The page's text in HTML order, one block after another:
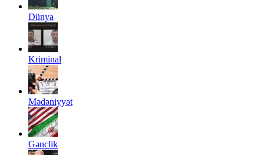
Dünya
Kriminal
Mədəniyyət
Gənclik